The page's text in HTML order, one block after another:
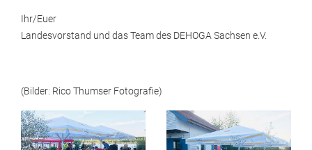
Ihr/Euer
Landesvorstand und das Team des DEHOGA Sachsen e.V.
(Bilder: Rico Thumser Fotografie)